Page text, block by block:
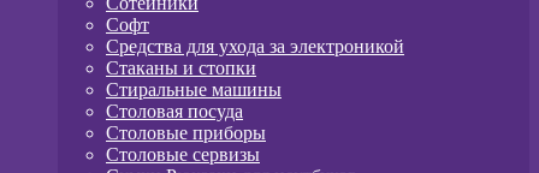
Софт
Средства для ухода за электроникой
Стаканы и стопки
Стиральные машины
Столовая посуда
Столовые приборы
Столовые сервизы